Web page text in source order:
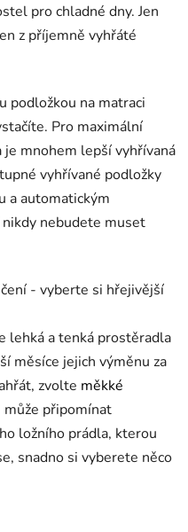
pro chladné dny. Jen
z příjemně vyhřáté
podložkou na matraci
Pro maximální
mnohem lepší vyhřívaná
vyhřívané podložky
a automatickým
nebudete muset
- vyberte si hřejivější
lehká a tenká prostěradla
měsíce jejich výměnu za
zvolte měkké
může připomínat
ložního prádla, kterou
snadno si vyberete něco